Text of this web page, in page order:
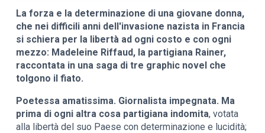
La forza e la determinazione di una giovane donna,
che nei difficili anni dell'invasione nazista in Francia
si schiera per la libertà ad ogni costo e con ogni
mezzo: Madeleine Riffaud, la partigiana Rainer,
raccontata in una saga di tre graphic novel che
tolgono il fiato.
Poetessa amatissima. Giornalista impegnata. Ma
prima di ogni altra cosa partigiana indomita, votata
alla libertà del suo Paese con determinazione e lucidità;